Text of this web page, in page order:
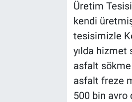
Üretim
kendi
tesisimizle
yılda hizmet
asfalt sökme
asfalt freze
500 bin avro